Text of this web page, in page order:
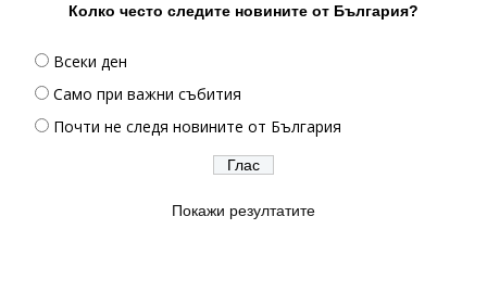
Колко често следите новините от България?
Всеки ден
Само при важни събития
Почти не следя новините от България
Покажи резултатите